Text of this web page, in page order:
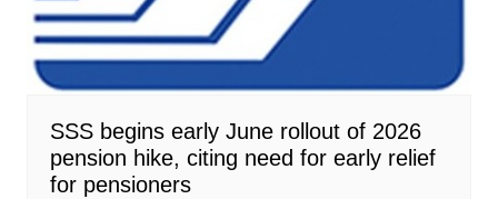
SSS begins early June rollout of 2026
pension hike, citing need for early relief
for pensioners